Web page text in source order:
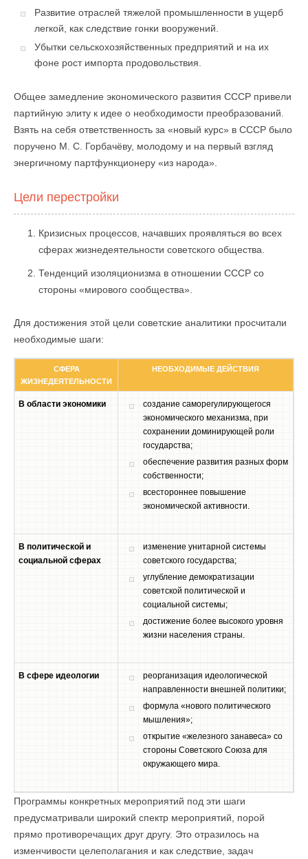
Развитие отраслей тяжелой промышленности в ущерб
легкой, как следствие гонки вооружений.
Убытки сельскохозяйственных предприятий и на их
фоне рост импорта продовольствия.
Общее замедление экономического развития СССР привели
партийную элиту к идее о необходимости преобразований.
Взять на себя ответственность за «новый курс» в СССР было
поручено М. С. Горбачёву, молодому и на первый взгляд
энергичному партфункционеру «из народа».
Цели перестройки
Кризисных процессов, начавших проявляться во всех
сферах жизнедеятельности советского общества.
Тенденций изоляционизма в отношении СССР со
стороны «мирового сообщества».
Для достижения этой цели советские аналитики просчитали
необходимые шаги:
СФЕРА
ЖИЗНЕДЕЯТЕЛЬНОСТИ
НЕОБХОДИМЫЕ ДЕЙСТВИЯ
В области экономики
создание саморегулирующегося
экономического механизма, при
сохранении доминирующей роли
государства;
обеспечение развития разных форм
собственности;
всестороннее повышение
экономической активности.
В политической и
социальной сферах
изменение унитарной системы
советского государства;
углубление демократизации
советской политической и
социальной системы;
достижение более высокого уровня
жизни населения страны.
В сфере идеологии
реорганизация идеологической
направленности внешней политики;
формула «нового политического
мышления»;
открытие «железного занавеса» со
стороны Советского Союза для
окружающего мира.
Программы конкретных мероприятий под эти шаги
предусматривали широкий спектр мероприятий, порой
прямо противоречащих друг другу. Это отразилось на
изменчивости целеполагания и как следствие, задач